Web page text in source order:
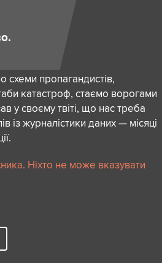
схеми пропагандистів,
катастроф, стаємо ворогами
у своєму твіті, що нас треба
із журналістики даних — місяці
Ніхто не може вказувати